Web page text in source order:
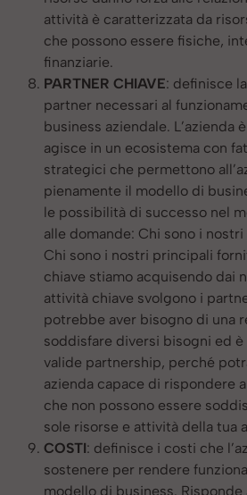
attività è caratterizzata da
che possono essere fisiche,
finanziarie.
PARTNER CHIAVE: definisce
partner necessari al
business aziendale. L’azienda
agisce in un ecosistema con
strategici che permettono
pienamente il modello di
le possibilità di successo nel
alle domande: Chi sono i
Chi sono i nostri principali
chiave stiamo acquisendo dai
attività chiave svolgono i
potrebbe aver bisogno di una
soddisfare diversi bisogni ed
valide partnership, perché
azienda capace di rispondere
che non possono essere
sole risorse e attività della tua
COSTI: definisce i costi che
sostenere per rendere
modello di business. Risponde